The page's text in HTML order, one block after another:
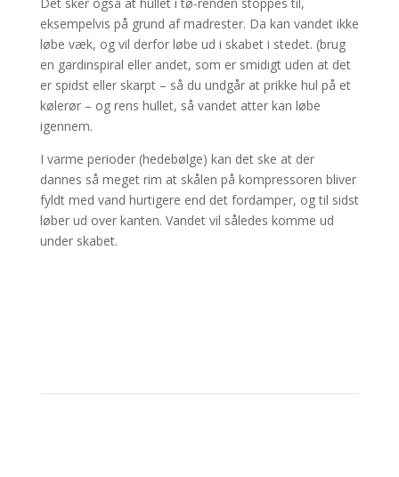
eksempelvis på grund af madrester. Da kan vandet ikke
løbe væk, og vil derfor løbe ud i skabet i stedet. (brug
en gardinspiral eller andet, som er smidigt uden at det
er spidst eller skarpt – så du undgår at prikke hul på et
kølerør – og rens hullet, så vandet atter kan løbe
igennem.
I varme perioder (hedebølge) kan det ske at der
dannes så meget rim at skålen på kompressoren bliver
fyldt med vand hurtigere end det fordamper, og til sidst
løber ud over kanten. Vandet vil således komme ud
under skabet.